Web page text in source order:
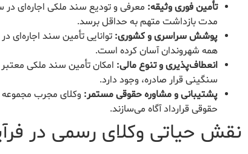
تأمین فوری وثیقه:
مدت بازداشت متهم به حداقل برسد.
پوشش سراسری و کشوری: توانایی تأمین سند
همه شهروندان آسان کرده است.
انعطاف‌پذیری و تنوع مالی:
سنگینی قرار صادره، وجود دارد.
پشتیبانی و مشاوره حقوقی مستمر: وکلای مجرب مجموعه
حقوقی قرارداد آگاه می‌سازند.
نقش حیاتی وکلای رسمی در